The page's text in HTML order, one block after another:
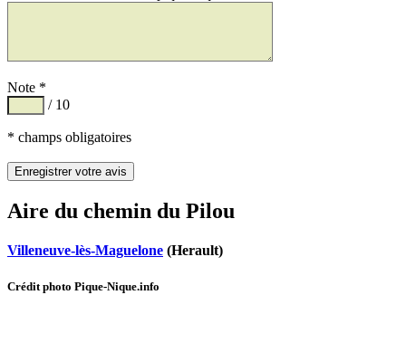
Note *
/ 10
* champs obligatoires
Aire du chemin du Pilou
Villeneuve-lès-Maguelone (Herault)
Crédit photo Pique-Nique.info